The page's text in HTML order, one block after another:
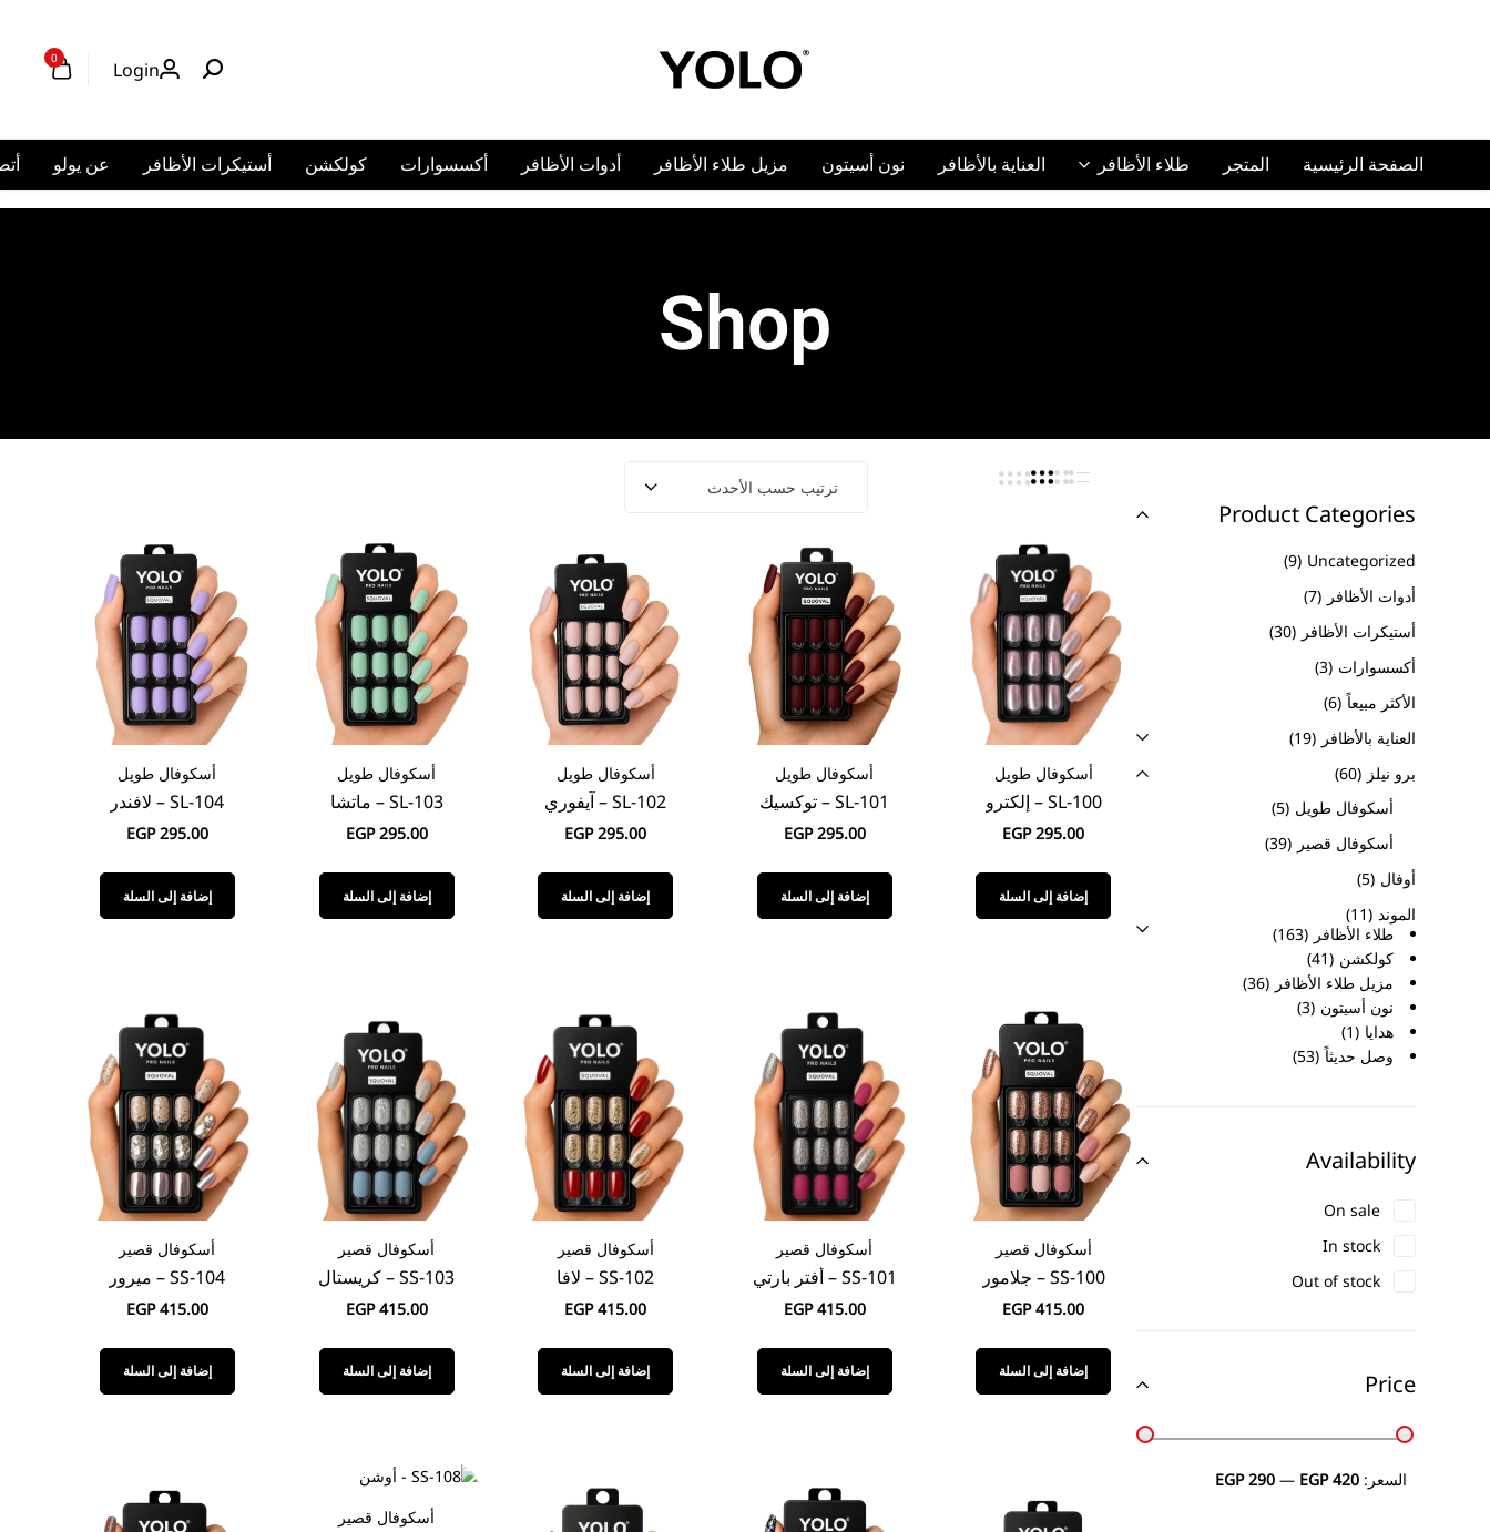
Cosmetics
Cosmetics
Login
0
الصفحة الرئيسية المتجر طلاء الأظافر العناية بالأظافر نون أسيتون مزيل طلاء الأظافر أدوات الأظافر أكسسوارات كولكشن أستيكرات الأظافر عن يولو
Shop
Product Categories
Uncategorized
9
أدوات الأظافر
7
أستيكرات الأظافر
30
أكسسوارات 3
الأكثر مبيعاً 6
العناية بالأظافر
19
برو نيلز
60
أسكوفال طويل 5
أسكوفال قصير
39
أوفال 5
الموند
11
طلاء الأظافر
163
كولكشن
41
مزيل طلاء الأظافر
36
نون أسيتون 3
هدايا
1
وصل حديثاً 53
Availability
On sale
In stock
Out of stock
Price
السعر: EGP 290— EGP 420
ترتيب حسب الأحدث
أسكوفال طويل
SL-100 – إلكترو
EGP295.00
إضافة إلى السلة
أسكوفال طويل
SL-101 – توكسيك
EGP295.00
إضافة إلى السلة
أسكوفال طويل
SL-102 – آيفوري
EGP295.00
إضافة إلى السلة
أسكوفال طويل
SL-103 – ماتشا
EGP295.00
إضافة إلى السلة
أسكوفال طويل
SL-104 – لافندر
EGP295.00
إضافة إلى السلة
أسكوفال قصير
SS-100 – جلامور
EGP415.00
إضافة إلى السلة
أسكوفال قصير
SS-101 – أفتر بارتي
EGP415.00
إضافة إلى السلة
أسكوفال قصير
SS-102 – لافا
EGP415.00
إضافة إلى السلة
أسكوفال قصير
SS-103 – كريستال
EGP415.00
إضافة إلى السلة
أسكوفال قصير
SS-104 – ميرور
EGP415.00
إضافة إلى السلة
أسكوفال قصير